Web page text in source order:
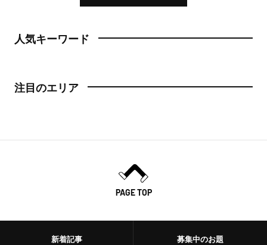
人気キーワード
注目のエリア
PAGE TOP
新着記事 募集中のお題